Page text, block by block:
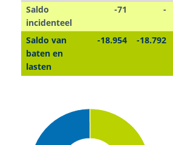
Saldo
incidenteel
-71 -
Saldo van
baten en
lasten
-18.954 -18.792